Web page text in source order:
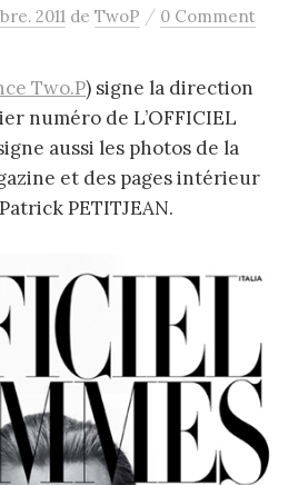
2011 de TwoP / 0 Comment
Two.P) signe la direction
numéro de L’OFFICIEL
aussi les photos de la
et des pages intérieur
PETITJEAN.